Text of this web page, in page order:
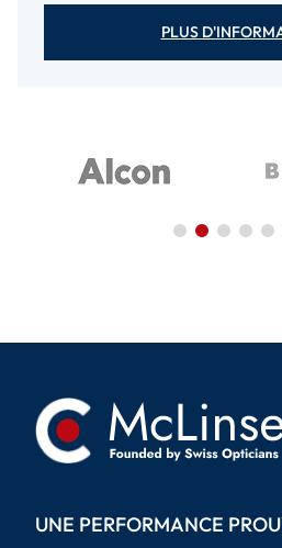
PLUS
UNE PERFORMANCE